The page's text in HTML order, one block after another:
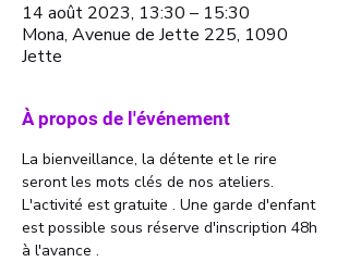
14 août 2023, 13:30 – 15:30
Mona, Avenue de Jette 225, 1090
Jette
À propos de l'événement
La bienveillance, la détente et le rire
seront les mots clés de nos ateliers.
L'activité est gratuite . Une garde d'enfant
est possible sous réserve d'inscription 48h
à l'avance .